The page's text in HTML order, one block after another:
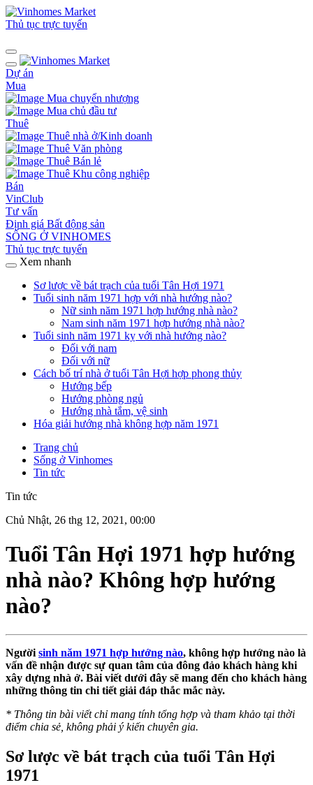
Thủ tục trực tuyến
Dự án
Mua
Mua chuyển nhượng
Mua chủ đầu tư
Thuê
Thuê nhà ở/Kinh doanh
Thuê Văn phòng
Thuê Bán lẻ
Thuê Khu công nghiệp
Bán
VinClub
Tư vấn
Định giá Bất động sản
SỐNG Ở VINHOMES
Thủ tục trực tuyến
Xem nhanh
Sơ lược về bát trạch của tuổi Tân Hợi 1971
Tuổi sinh năm 1971 hợp với nhà hướng nào?
Nữ sinh năm 1971 hợp hướng nhà nào?
Nam sinh năm 1971 hợp hướng nhà nào?
Tuổi sinh năm 1971 kỵ với nhà hướng nào?
Đối với nam
Đối với nữ
Cách bố trí nhà ở tuổi Tân Hợi hợp phong thủy
Hướng bếp
Hướng phòng ngủ
Hướng nhà tắm, vệ sinh
Hóa giải hướng nhà không hợp năm 1971
Trang chủ
Sống ở Vinhomes
Tin tức
Tin tức
Chủ Nhật, 26 thg 12, 2021, 00:00
Tuổi Tân Hợi 1971 hợp hướng
nhà nào? Không hợp hướng
nào?
Người sinh năm 1971 hợp hướng nào, không hợp hướng nào là
vấn đề nhận được sự quan tâm của đông đảo khách hàng khi
xây dựng nhà ở. Bài viết dưới đây sẽ mang đến cho khách hàng
những thông tin chi tiết giải đáp thắc mắc này.
* Thông tin bài viết chỉ mang tính tổng hợp và tham khảo tại thời
điểm chia sẻ, không phải ý kiến chuyên gia.
Sơ lược về bát trạch của tuổi Tân Hợi
1971